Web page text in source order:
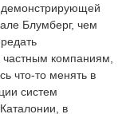
Блумберг, чем
компаниям,
что-то менять в
систем
в